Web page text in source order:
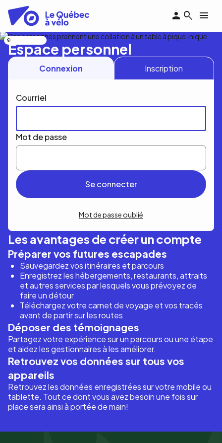
contenu
principal
Espace personnel
Connexion Inscription
Courriel
Mot de passe
Mot de passe oublié
Les avantages de créer un compte
Préparer vos futures escapades
Sauvegardez vos itinéraires et parcours
Enregistrez les hébergements, restaurants, attraits
et autres services par lesquels vous prévoyez de
faire un détour
Téléchargez votre carnet de voyage et vos tracés
avant de partir sur les routes
Déposer des témoignages
Partagez votre expérience sur un parcours ou une étape
et aidez les gestionnaires à les améliorer.
Retrouvez vos données sur tous vos
appareils
Retrouvez les données enregistrées sur votre mobile ou
tablette. Tout ce dont vous avez besoin une fois sur
place sera ainsi à portée de main!